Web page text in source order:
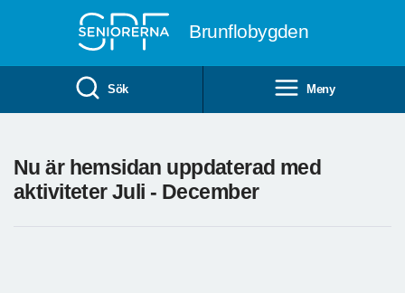
Brunflobygden
Sök Meny
Nu är hemsidan uppdaterad med
aktiviteter Juli - December